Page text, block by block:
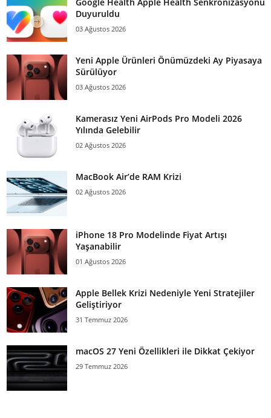
Duyuruldu
03 Ağustos 2026
Yeni Apple Ürünleri Önümüzdeki Ay Piyasaya
Sürülüyor
03 Ağustos 2026
Kamerasız Yeni AirPods Pro Modeli 2026
Yılında Gelebilir
02 Ağustos 2026
MacBook Air’de RAM Krizi
02 Ağustos 2026
iPhone 18 Pro Modelinde Fiyat Artışı
Yaşanabilir
01 Ağustos 2026
Apple Bellek Krizi Nedeniyle Yeni Stratejiler
Geliştiriyor
31 Temmuz 2026
macOS 27 Yeni Özellikleri ile Dikkat Çekiyor
29 Temmuz 2026